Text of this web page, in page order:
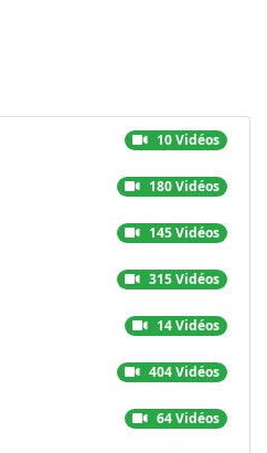
10 Vidéos
180 Vidéos
145 Vidéos
315 Vidéos
14 Vidéos
404 Vidéos
64 Vidéos